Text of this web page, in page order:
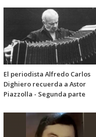
El periodista Alfredo Carlos
Dighiero recuerda a Astor
Piazzolla - Segunda parte